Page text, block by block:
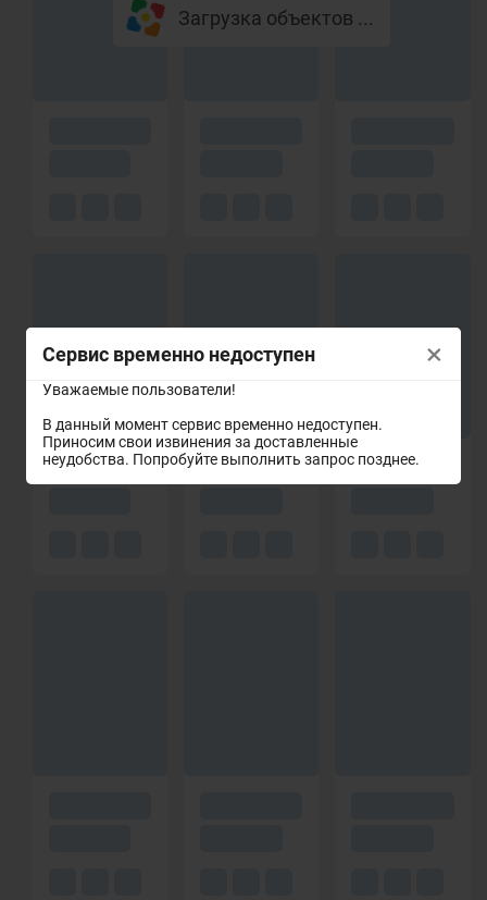
Сервис временно недоступен
Уважаемые пользователи!
В данный момент сервис временно недоступен.
Приносим свои извинения за доставленные
неудобства. Попробуйте выполнить запрос позднее.
×
Загрузка объектов ...